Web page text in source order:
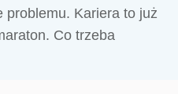
problemu. Kariera to już
Co trzeba